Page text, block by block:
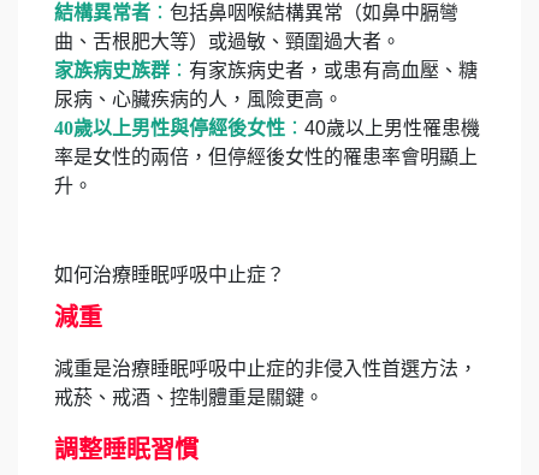
結構異常者 ： 包括鼻咽喉結構異常（如鼻中膈彎
曲、舌根肥大等）或過敏、頸圍過大者。
家族病史族群 ： 有家族病史者，或患有高血壓、糖
尿病、心臟疾病的人，風險更高。
40歲以上男性與停經後女性 ： 40歲以上男性罹患機
率是女性的兩倍，但停經後女性的罹患率會明顯上
升。
如何治療睡眠呼吸中止症？
減重
減重是治療睡眠呼吸中止症的非侵入性首選方法，
戒菸、戒酒、控制體重是關鍵。
調整睡眠習慣